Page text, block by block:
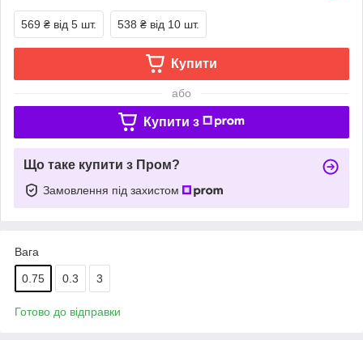
569 ₴ від 5 шт. 538 ₴ від 10 шт.
Купити
або
Купити з
Що таке купити з Пром?
Замовлення під захистом
Вага
0.75 0.3 3
Готово до відправки